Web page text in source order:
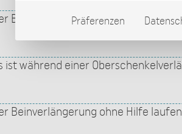
Beinverlängerung Autofahren?
ist während einer
Beinverlängerung ohne Hilfe
Präferenzen